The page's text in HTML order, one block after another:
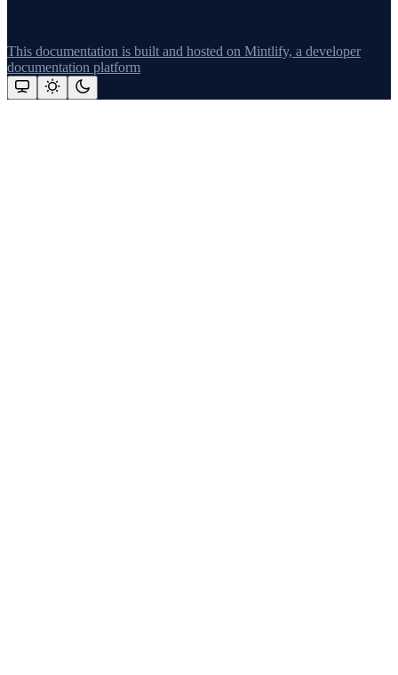
This documentation is built and hosted on Mintlify, a developer
documentation platform